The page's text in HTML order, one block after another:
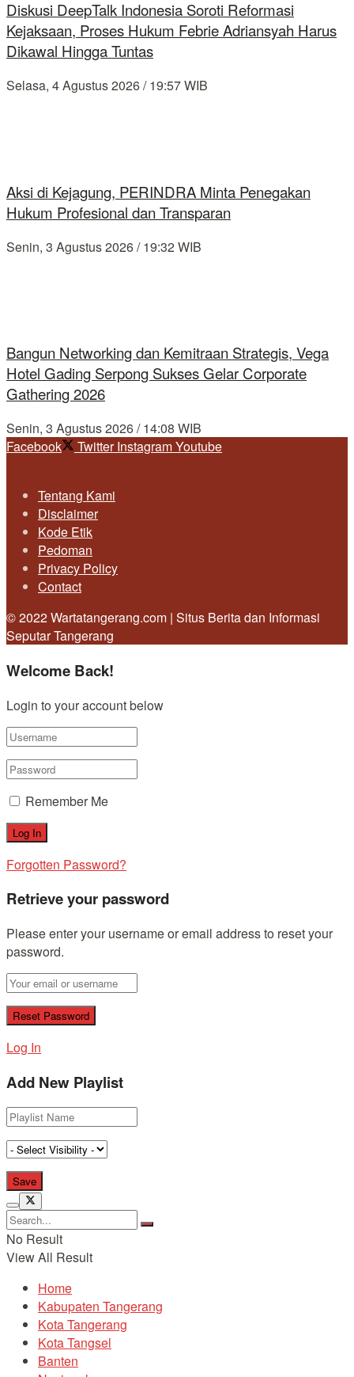
Diskusi DeepTalk Indonesia Soroti Reformasi
Kejaksaan, Proses Hukum Febrie Adriansyah Harus
Dikawal Hingga Tuntas
Selasa, 4 Agustus 2026 / 19:57 WIB
Aksi di Kejagung, PERINDRA Minta Penegakan
Hukum Profesional dan Transparan
Senin, 3 Agustus 2026 / 19:32 WIB
Bangun Networking dan Kemitraan Strategis, Vega
Hotel Gading Serpong Sukses Gelar Corporate
Gathering 2026
Senin, 3 Agustus 2026 / 14:08 WIB
Facebook
Twitter InstagramYoutube
Tentang Kami
Disclaimer
Kode Etik
Pedoman
Privacy Policy
Contact
© 2022 Wartatangerang.com | Situs Berita dan Informasi
Seputar Tangerang
Welcome Back!
Login to your account below
Remember Me
Forgotten Password?
Retrieve your password
Please enter your username or email address to reset your
password.
Log In
Add New Playlist
No Result
View All Result
Home
Kabupaten Tangerang
Kota Tangerang
Kota Tangsel
Banten